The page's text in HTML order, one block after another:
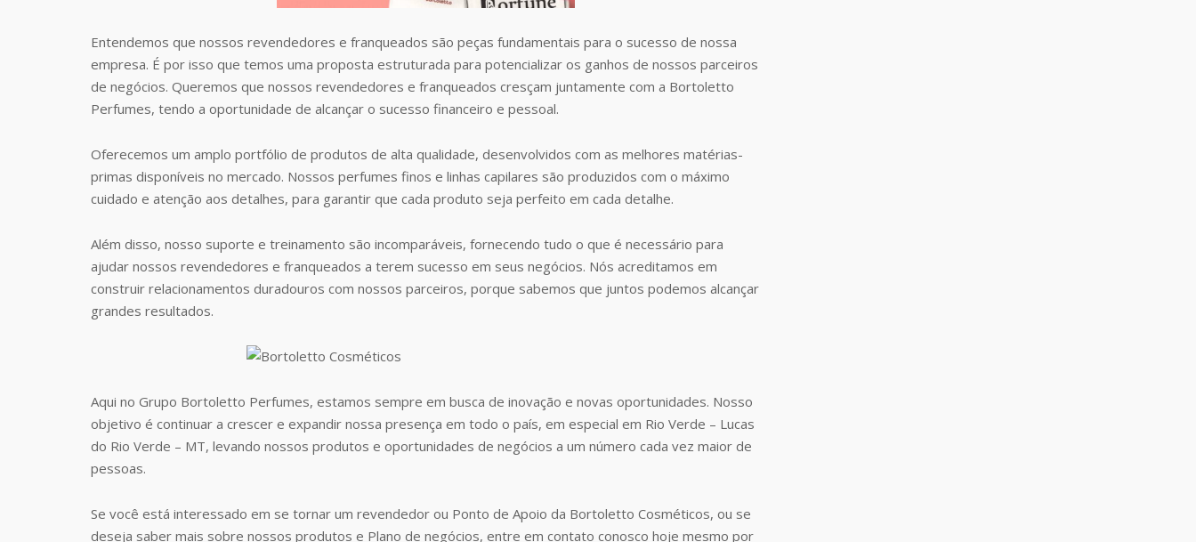
Entendemos que nossos revendedores e franqueados são peças fundamentais para o sucesso de nossa
empresa. É por isso que temos uma proposta estruturada para potencializar os ganhos de nossos parceiros
de negócios. Queremos que nossos revendedores e franqueados cresçam juntamente com a Bortoletto
Perfumes, tendo a oportunidade de alcançar o sucesso financeiro e pessoal.
Oferecemos um amplo portfólio de produtos de alta qualidade, desenvolvidos com as melhores matérias-
primas disponíveis no mercado. Nossos perfumes finos e linhas capilares são produzidos com o máximo
cuidado e atenção aos detalhes, para garantir que cada produto seja perfeito em cada detalhe.
Além disso, nosso suporte e treinamento são incomparáveis, fornecendo tudo o que é necessário para
ajudar nossos revendedores e franqueados a terem sucesso em seus negócios. Nós acreditamos em
construir relacionamentos duradouros com nossos parceiros, porque sabemos que juntos podemos alcançar
grandes resultados.
Aqui no Grupo Bortoletto Perfumes, estamos sempre em busca de inovação e novas oportunidades. Nosso
objetivo é continuar a crescer e expandir nossa presença em todo o país, em especial em Rio Verde – Lucas
do Rio Verde – MT, levando nossos produtos e oportunidades de negócios a um número cada vez maior de
pessoas.
Se você está interessado em se tornar um revendedor ou Ponto de Apoio da Bortoletto Cosméticos, ou se
deseja saber mais sobre nossos produtos e Plano de negócios, entre em contato conosco hoje mesmo por